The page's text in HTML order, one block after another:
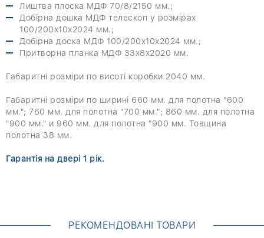
Лиштва плоска МДФ 70/8/2150 мм.;
Добірна дошка МДФ телескоп у розмірах
100/200х10х2024 мм.;
Добірна доска МДФ 100/200х10х2024 мм.;
Притворна планка МДФ 33х8х2020 мм.
Габаритні розміри по висоті коробки 2040 мм.
Габаритні розміри по ширині 660 мм. для полотна "600
мм."; 760 мм. для полотна "700 мм."; 860 мм. для полотна
"900 мм." и 960 мм. для полотна "900 мм. Товщина
полотна 38 мм.
Гарантія на двері 1 рік.
РЕКОМЕНДОВАНІ ТОВАРИ